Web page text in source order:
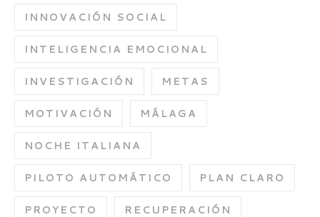
INNOVACIÓN SOCIAL
INTELIGENCIA EMOCIONAL
INVESTIGACIÓN METAS
MOTIVACIÓN MÁLAGA
NOCHE ITALIANA
PILOTO AUTOMÁTICO PLAN CLARO
PROYECTO RECUPERACIÓN